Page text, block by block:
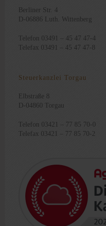
Berliner Str. 4
D-06886 Luth. Wittenberg
Telefon 03491 – 45 47 47-4
Telefax 03491 – 45 47 47-8
Steuerkanzlei Torgau
Elbstraße 8
D-04860 Torgau
Telefon 03421 – 77 85 70-0
Telefax 03421 – 77 85 70-2